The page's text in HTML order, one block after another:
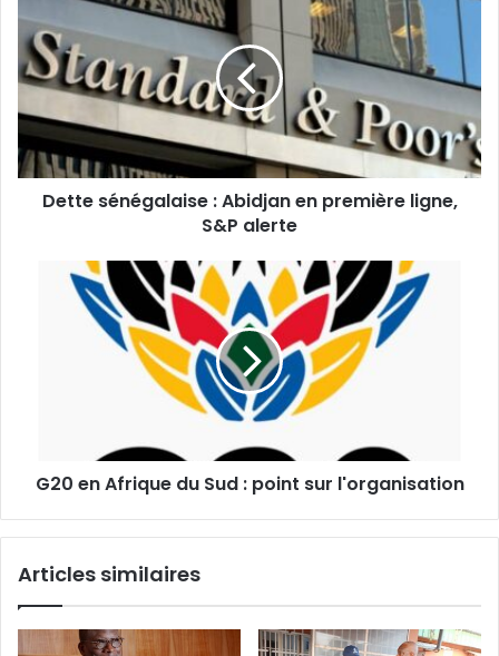
sénégalaise
Abidjan
en
ligne,
S&P
alerte
Dette sénégalaise : Abidjan en première ligne,
S&P alerte
l'organisation
G20 en Afrique du Sud : point sur l'organisation
Articles similaires